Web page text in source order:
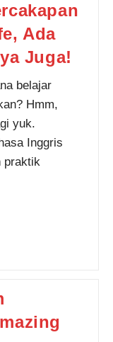
Ada
Juga!
belajar
Hmm,
yuk.
Inggris
praktik